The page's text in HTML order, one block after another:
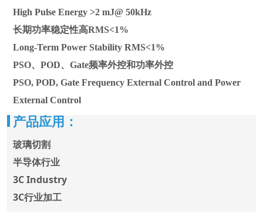
High Pulse Energy >2 mJ@ 50kHz
长期功率稳定性高RMS<1%
Long-Term Power Stability RMS<1%
PSO、POD、Gate频率外控和功率外控
PSO, POD, Gate Frequency External Control and Power
External Control
产品应用：
玻璃切割
半导体行业
3C Industry
3C行业加工